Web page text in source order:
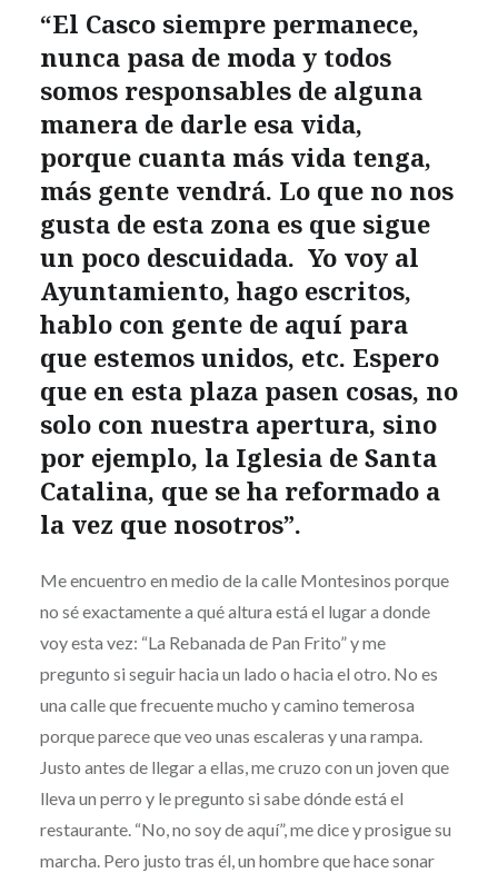
audio
“El Casco siempre permanece,
nunca pasa de moda y todos
somos responsables de alguna
manera de darle esa vida,
porque cuanta más vida tenga,
más gente vendrá. Lo que no nos
gusta de esta zona es que sigue
un poco descuidada. Yo voy al
Ayuntamiento, hago escritos,
hablo con gente de aquí para
que estemos unidos, etc. Espero
que en esta plaza pasen cosas, no
solo con nuestra apertura, sino
por ejemplo, la Iglesia de Santa
Catalina, que se ha reformado a
la vez que nosotros”.
Me encuentro en medio de la calle Montesinos porque
no sé exactamente a qué altura está el lugar a donde
voy esta vez: “La Rebanada de Pan Frito” y me
pregunto si seguir hacia un lado o hacia el otro. No es
una calle que frecuente mucho y camino temerosa
porque parece que veo unas escaleras y una rampa.
Justo antes de llegar a ellas, me cruzo con un joven que
lleva un perro y le pregunto si sabe dónde está el
restaurante. “No, no soy de aquí”, me dice y prosigue su
marcha. Pero justo tras él, un hombre que hace sonar